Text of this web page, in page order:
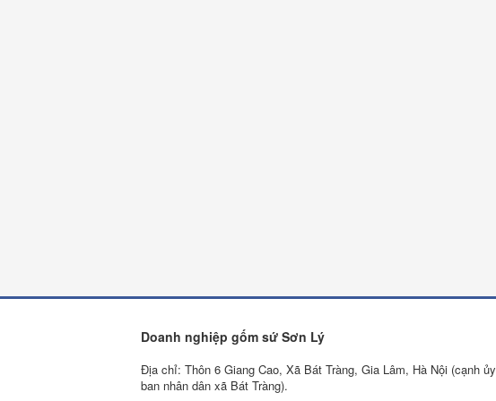
Doanh nghiệp gốm sứ Sơn Lý
Địa chỉ: Thôn 6 Giang Cao, Xã Bát Tràng, Gia Lâm, Hà Nội (cạnh ủy
ban nhân dân xã Bát Tràng).